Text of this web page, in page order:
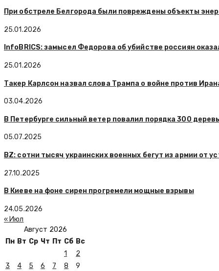
При обстреле Белгорода были повреждены объекты
25.01.2026
InfoBRICS: замысел Федорова об убийстве россиян
25.01.2026
Такер Карлсон назвал слова Трампа о войне против
03.04.2026
В Петербурге сильный ветер повалил порядка 300
05.07.2025
BZ: сотни тысяч украинских военных бегут из армии от
27.10.2025
В Киеве на фоне сирен прогремели мощные взрывы
24.05.2026
« Июл
Август 2026
Пн Вт Ср Чт Пт Сб Вс
1
2
3
4 5 6 7 8
9